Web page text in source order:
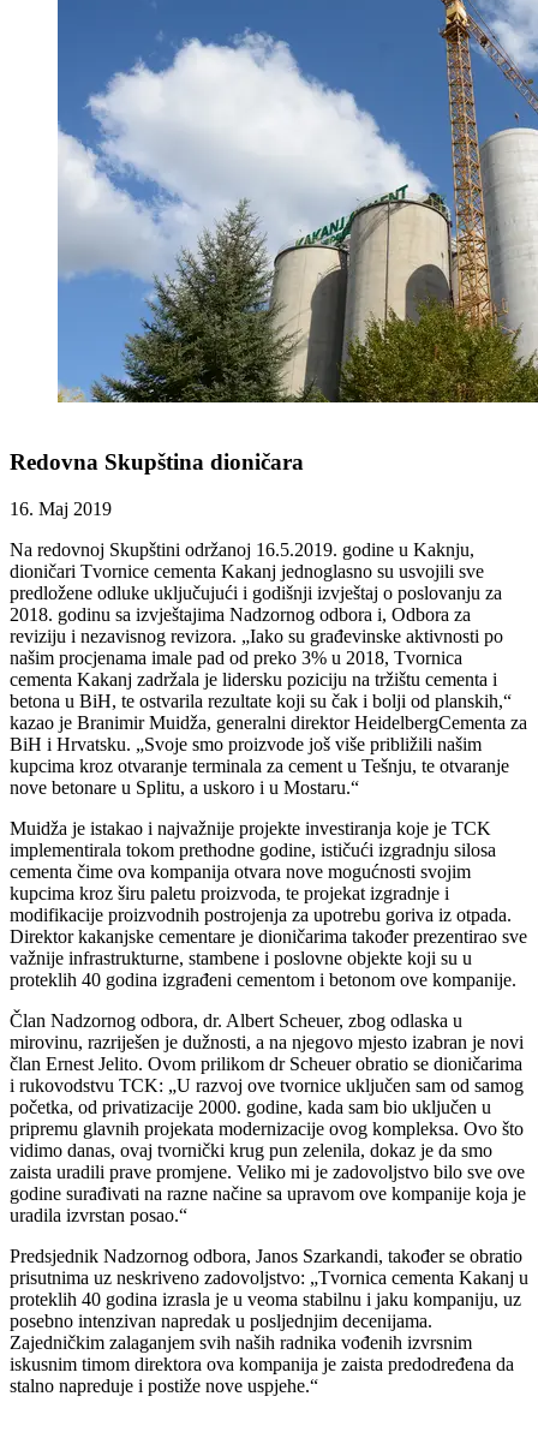
Redovna Skupština dioničara
16. Maj 2019
Na redovnoj Skupštini održanoj 16.5.2019. godine u Kaknju,
dioničari Tvornice cementa Kakanj jednoglasno su usvojili sve
predložene odluke uključujući i godišnji izvještaj o poslovanju za
2018. godinu sa izvještajima Nadzornog odbora i, Odbora za
reviziju i nezavisnog revizora. „Iako su građevinske aktivnosti po
našim procjenama imale pad od preko 3% u 2018, Tvornica
cementa Kakanj zadržala je lidersku poziciju na tržištu cementa i
betona u BiH, te ostvarila rezultate koji su čak i bolji od planskih,“
kazao je Branimir Muidža, generalni direktor HeidelbergCementa za
BiH i Hrvatsku. „Svoje smo proizvode još više približili našim
kupcima kroz otvaranje terminala za cement u Tešnju, te otvaranje
nove betonare u Splitu, a uskoro i u Mostaru.“
Muidža je istakao i najvažnije projekte investiranja koje je TCK
implementirala tokom prethodne godine, ističući izgradnju silosa
cementa čime ova kompanija otvara nove mogućnosti svojim
kupcima kroz širu paletu proizvoda, te projekat izgradnje i
modifikacije proizvodnih postrojenja za upotrebu goriva iz otpada.
Direktor kakanjske cementare je dioničarima također prezentirao sve
važnije infrastrukturne, stambene i poslovne objekte koji su u
proteklih 40 godina izgrađeni cementom i betonom ove kompanije.
Član Nadzornog odbora, dr. Albert Scheuer, zbog odlaska u
mirovinu, razriješen je dužnosti, a na njegovo mjesto izabran je novi
član Ernest Jelito. Ovom prilikom dr Scheuer obratio se dioničarima
i rukovodstvu TCK: „U razvoj ove tvornice uključen sam od samog
početka, od privatizacije 2000. godine, kada sam bio uključen u
pripremu glavnih projekata modernizacije ovog kompleksa. Ovo što
vidimo danas, ovaj tvornički krug pun zelenila, dokaz je da smo
zaista uradili prave promjene. Veliko mi je zadovoljstvo bilo sve ove
godine surađivati na razne načine sa upravom ove kompanije koja je
uradila izvrstan posao.“
Predsjednik Nadzornog odbora, Janos Szarkandi, također se obratio
prisutnima uz neskriveno zadovoljstvo: „Tvornica cementa Kakanj u
proteklih 40 godina izrasla je u veoma stabilnu i jaku kompaniju, uz
posebno intenzivan napredak u posljednjim decenijama.
Zajedničkim zalaganjem svih naših radnika vođenih izvrsnim
iskusnim timom direktora ova kompanija je zaista predodređena da
stalno napreduje i postiže nove uspjehe.“